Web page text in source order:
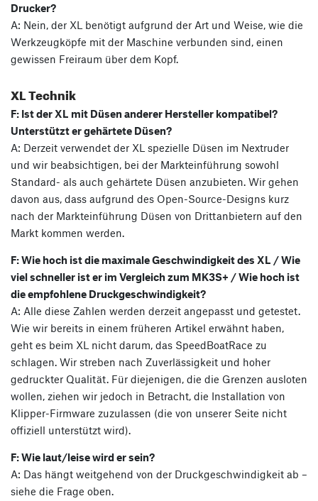
Drucker?
A: Nein, der XL benötigt aufgrund der Art und Weise, wie die
Werkzeugköpfe mit der Maschine verbunden sind, einen
gewissen Freiraum über dem Kopf.
XL Technik
F: Ist der XL mit Düsen anderer Hersteller kompatibel?
Unterstützt er gehärtete Düsen?
A: Derzeit verwendet der XL spezielle Düsen im Nextruder
und wir beabsichtigen, bei der Markteinführung sowohl
Standard- als auch gehärtete Düsen anzubieten. Wir gehen
davon aus, dass aufgrund des Open-Source-Designs kurz
nach der Markteinführung Düsen von Drittanbietern auf den
Markt kommen werden.
F: Wie hoch ist die maximale Geschwindigkeit des XL / Wie
viel schneller ist er im Vergleich zum MK3S+ / Wie hoch ist
die empfohlene Druckgeschwindigkeit?
A: Alle diese Zahlen werden derzeit angepasst und getestet.
Wie wir bereits in einem früheren Artikel erwähnt haben,
geht es beim XL nicht darum, das SpeedBoatRace zu
schlagen. Wir streben nach Zuverlässigkeit und hoher
gedruckter Qualität. Für diejenigen, die die Grenzen ausloten
wollen, ziehen wir jedoch in Betracht, die Installation von
Klipper-Firmware zuzulassen (die von unserer Seite nicht
offiziell unterstützt wird).
F: Wie laut/leise wird er sein?
A: Das hängt weitgehend von der Druckgeschwindigkeit ab –
siehe die Frage oben.